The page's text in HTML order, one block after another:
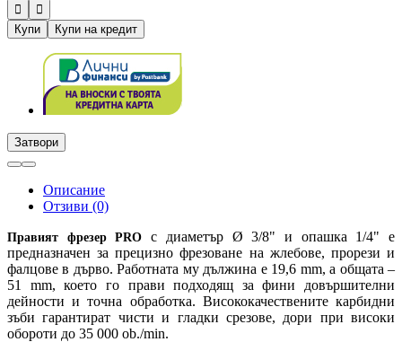


Купи
Купи на кредит
Затвори
Описание
Отзиви (0)
Правият фрезер PRO с диаметър Ø 3/8" и опашка 1/4" е
предназначен за прецизно фрезоване на жлебове, прорези и
фалцове в дърво. Работната му дължина е 19,6 mm, а общата –
51 mm, което го прави подходящ за фини довършителни
дейности и точна обработка. Висококачествените карбидни
зъби гарантират чисти и гладки срезове, дори при високи
обороти до 35 000 ob./min.